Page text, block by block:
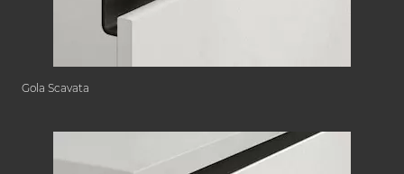
Gola Scavata